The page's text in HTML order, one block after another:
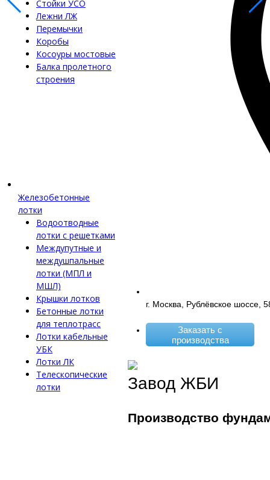
Стойки УСО
Лежни ЛЖ
Перемычки
Коробы
Косоуры мостовые
Балка пролетного
строения
Железобетонные
лотки
Водоотводные
лотки с решетками
Междупутные и
междушпальные
лотки (МПЛ и
МШЛ)
Крышки лотков
Бетонные лотки
для теплотрасс
Лотки кабельные
УБК
Лотки ЛК
Телескопические
лотки
г. Москва, Рублёвское шоссе,
Заказать с
производства
Завод ЖБИ
Производство